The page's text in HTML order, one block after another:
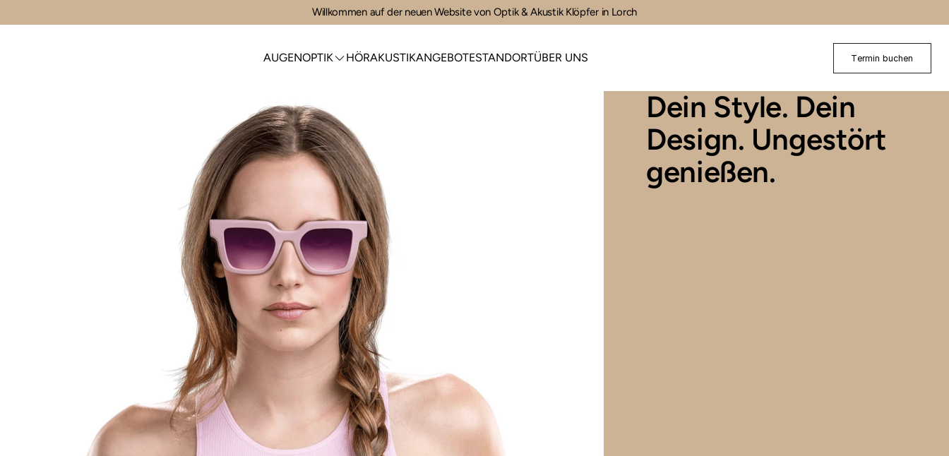
Willkommen auf der neuen Website von Optik & Akustik Klöpfer in Lorch
AUGENOPTIK
HÖRAKUSTIKANGEBOTESTANDORTÜBER UNS
Termin buchen
Dein Style. Dein
Design. Ungestört
genießen.